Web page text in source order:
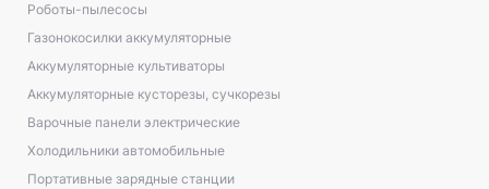
Роботы-пылесосы
Газонокосилки аккумуляторные
Аккумуляторные культиваторы
Аккумуляторные кусторезы, сучкорезы
Варочные панели электрические
Холодильники автомобильные
Портативные зарядные станции